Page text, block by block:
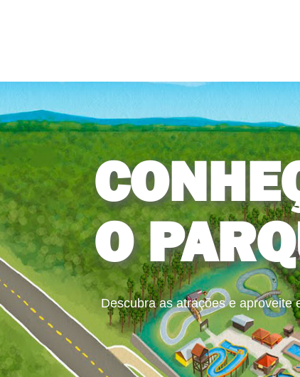
O
Descubra as atrações e aproveite